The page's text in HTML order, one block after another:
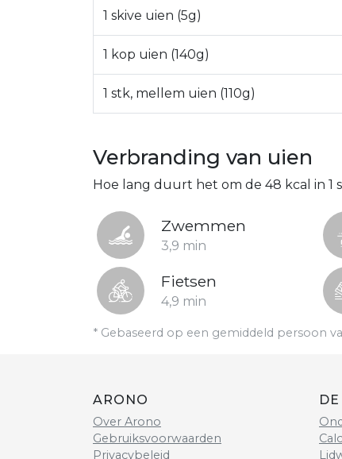
1 skive uien (5g)
1 kop uien (140g)
1 stk, mellem uien (110g)
Verbranding van uien
Hoe lang duurt het om de 48 kcal in 1
Zwemmen
3,9 min
Fietsen
4,9 min
* Gebaseerd op een gemiddeld persoon
ARONO
Over Arono
Gebruiksvoorwaarden
Privacybeleid